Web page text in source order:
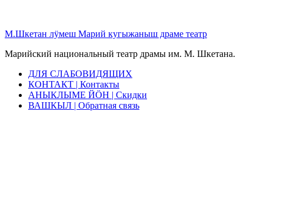
М.Шкетан лӱмеш Марий кугыжаныш драме театр
Марийский национальный театр драмы им. М. Шкетана.
ДЛЯ СЛАБОВИДЯЩИХ
КОНТАКТ | Контакты
АНЫКЛЫМЕ ЙӦН | Скидки
ВАШКЫЛ | Обратная связь